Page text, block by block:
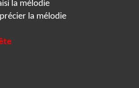
la mélodie
la mélodie